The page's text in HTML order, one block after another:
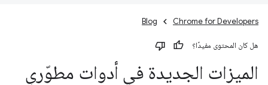
Chrome for Developers
Blog
هل كان المحتوى مفيدًا؟
الميزات الجديدة في أدوات مطوّري